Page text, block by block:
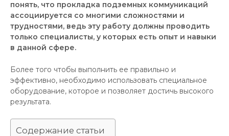
понять, что прокладка подземных коммуникаций
ассоциируется со многими сложностями и
трудностями, ведь эту работу должны проводить
только специалисты, у которых есть опыт и навыки
в данной сфере.
Более того чтобы выполнить ее правильно и
эффективно, необходимо использовать специальное
оборудование, которое и позволяет достичь высокого
результата.
Содержание статьи